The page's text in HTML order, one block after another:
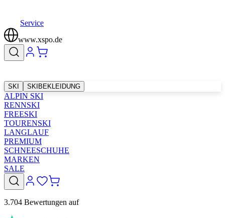
Service
www.xspo.de
SKI SKIBEKLEIDUNG
ALPIN SKI
RENNSKI
FREESKI
TOURENSKI
LANGLAUF
PREMIUM
SCHNEESCHUHE
MARKEN
SALE
3.704 Bewertungen auf